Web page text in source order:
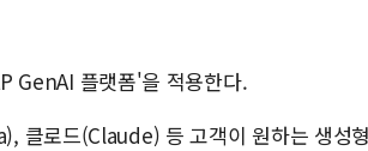
GenAI 플랫폼'을 적용한다.
클로드(Claude) 등 고객이 원하는 생성형